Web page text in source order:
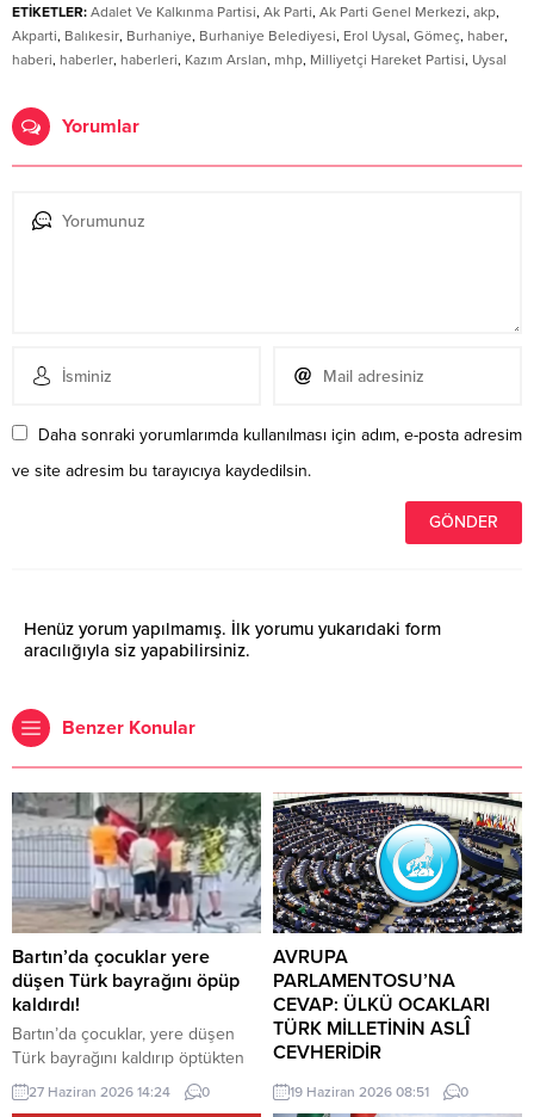
ETİKETLER: Adalet Ve Kalkınma Partisi, Ak Parti, Ak Parti Genel Merkezi, akp,
Akparti, Balıkesir, Burhaniye, Burhaniye Belediyesi, Erol Uysal, Gömeç, haber,
haberi, haberler, haberleri, Kazım Arslan, mhp, Milliyetçi Hareket Partisi, Uysal
Yorumlar
Daha sonraki yorumlarımda kullanılması için adım, e-posta adresim
ve site adresim bu tarayıcıya kaydedilsin.
Henüz yorum yapılmamış. İlk yorumu yukarıdaki form
aracılığıyla siz yapabilirsiniz.
Benzer Konular
Bartın’da çocuklar yere
düşen Türk bayrağını öpüp
kaldırdı!
Bartın’da çocuklar, yere düşen
Türk bayrağını kaldırıp öptükten
sonra gelen itfaiye ekiplerinin de
yardımıyla göndere çekti. O anlar
27 Haziran 2026 14:24 0
AVRUPA
PARLAMENTOSU’NA
CEVAP: ÜLKÜ OCAKLARI
TÜRK MİLLETİNİN ASLÎ
CEVHERİDİR
MHP milletvekili Prof. Dr. İlyas
Topsakal AB parlamentosuna
19 Haziran 2026 08:51 0